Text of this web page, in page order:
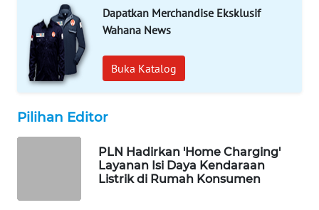
Dapatkan Merchandise Eksklusif
Wahana News
Buka Katalog
Pilihan Editor
PLN Hadirkan 'Home Charging'
Layanan Isi Daya Kendaraan
Listrik di Rumah Konsumen
WAHANA
SELEB
WAHANA
PERSONA
WAHANA